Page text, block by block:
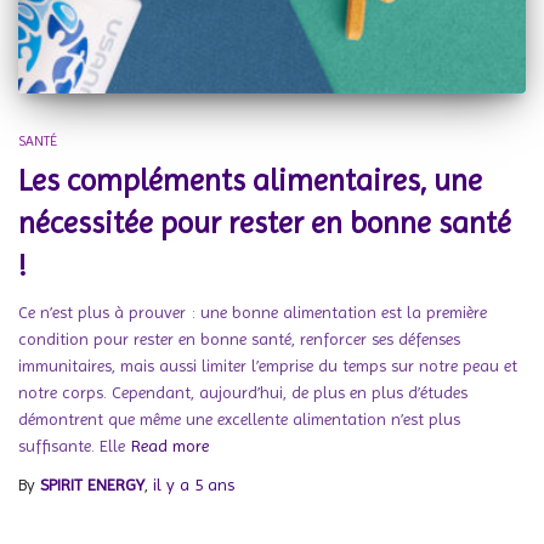
SANTÉ
Les compléments alimentaires, une
nécessitée pour rester en bonne santé
!
Ce n’est plus à prouver : une bonne alimentation est la première
condition pour rester en bonne santé, renforcer ses défenses
immunitaires, mais aussi limiter l’emprise du temps sur notre peau et
notre corps. Cependant, aujourd’hui, de plus en plus d’études
démontrent que même une excellente alimentation n’est plus
suffisante. Elle Read more
By SPIRIT ENERGY, il y a 5 ans